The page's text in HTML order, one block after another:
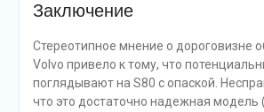
Заключение
Стереотипное мнение о дороговизне
Volvo привело к тому, что
поглядывают на S80 с опаской.
что это достаточно надежная модель